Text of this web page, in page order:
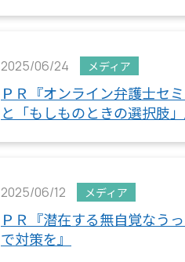
2025/06/24 メディア
ＰＲ『オンライン弁護士
と「もしものときの選択肢」
2025/06/12 メディア
ＰＲ『潜在する無自覚なう
で対策を』